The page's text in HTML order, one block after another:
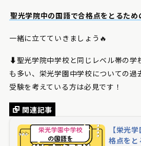
聖光学院中の国語で合格点をとるため
一緒に立てていきましょう🔥
⬇️聖光学院中学校と同じレベル帯の学
も多い、栄光学園中学校についての過
受験を考えている方は必見です！
関連記事
【栄光
格点をと